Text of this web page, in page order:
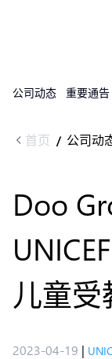
公司动态 重要通告
首页 / 公司动
Doo
儿童
2023-04-19 |